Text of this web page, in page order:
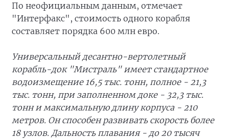
По неофициальным данным, отмечает
"Интерфакс", стоимость одного корабля
составляет порядка 600 млн евро.
Универсальный десантно-вертолетный
корабль-док "Мистраль" имеет стандартное
водоизмещение 16,5 тыс. тонн, полное - 21,3
тыс. тонн, при заполненном доке - 32,3 тыс.
тонн и максимальную длину корпуса - 210
метров. Он способен развивать скорость более
18 узлов. Дальность плавания - до 20 тысяч